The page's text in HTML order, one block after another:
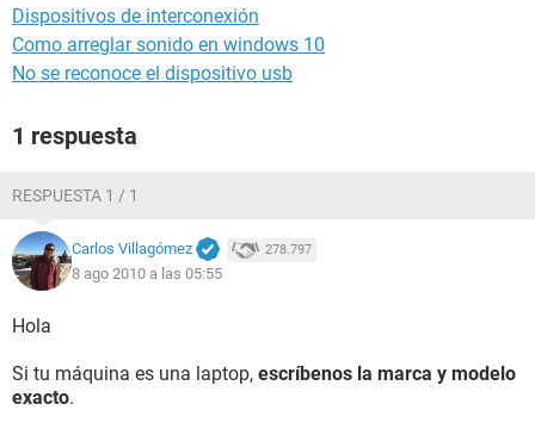
Dispositivos de interconexión
Como arreglar sonido en windows 10
No se reconoce el dispositivo usb
1 respuesta
RESPUESTA 1 / 1
Carlos Villagómez 278.797
8 ago 2010 a las 05:55
Hola
Si tu máquina es una laptop, escríbenos la marca y modelo
exacto.